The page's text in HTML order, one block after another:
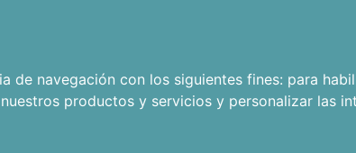
de navegación con los siguientes fines: para
productos y servicios y personalizar las